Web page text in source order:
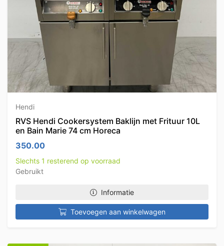
Hendi
RVS Hendi Cookersystem Baklijn met Frituur 10L
en Bain Marie 74 cm Horeca
350.00
Slechts 1 resterend op voorraad
Gebruikt
Informatie
Toevoegen aan winkelwagen